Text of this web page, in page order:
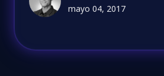
mayo 04, 2017